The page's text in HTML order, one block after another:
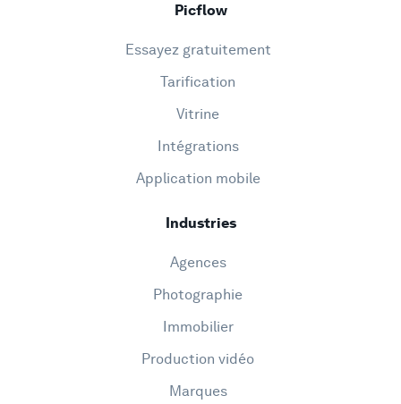
Picflow
Essayez gratuitement
Tarification
Vitrine
Intégrations
Application mobile
Industries
Agences
Photographie
Immobilier
Production vidéo
Marques